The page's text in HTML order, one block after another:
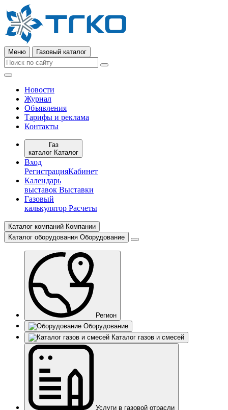
Меню Газовый каталог
Новости
Журнал
Объявления
Тарифы и реклама
Контакты
Газ
каталог Каталог
Вход
РегистрацияКабинет
Календарь
выставок Выставки
Газовый
калькулятор Расчеты
Каталог компаний Компании
Каталог оборудования Оборудование
Регион
Оборудование
Каталог газов и смесей
Услуги в газовой отрасли